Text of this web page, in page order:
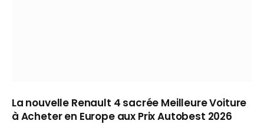
La nouvelle Renault 4 sacrée Meilleure Voiture
à Acheter en Europe aux Prix Autobest 2026